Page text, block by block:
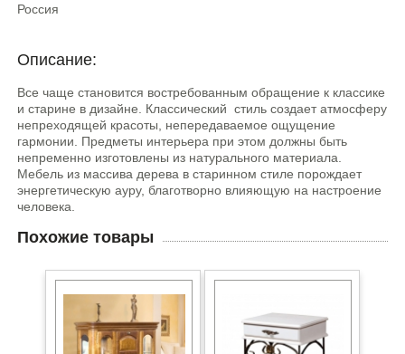
Россия
Описание:
Все чаще становится востребованным обращение к классике
и старине в дизайне. Классический стиль создает атмосферу
непреходящей красоты, непередаваемое ощущение
гармонии. Предметы интерьера при этом должны быть
непременно изготовлены из натурального материала.
Мебель из массива дерева в старинном стиле порождает
энергетическую ауру, благотворно влияющую на настроение
человека.
Похожие товары